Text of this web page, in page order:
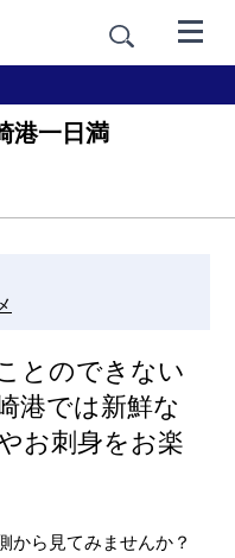
港一日満
とのできない
港では新鮮な
お刺身をお楽
から見てみませんか？